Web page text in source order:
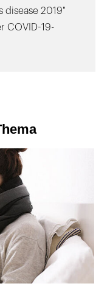
disease 2019"
COVID-19-